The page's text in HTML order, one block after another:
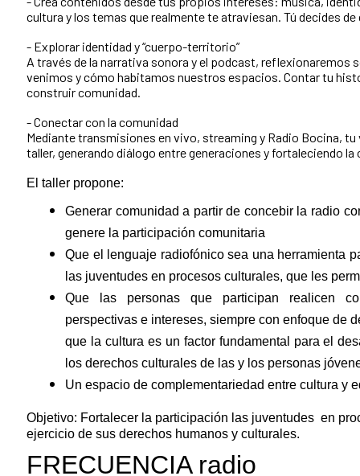
cultura y los temas que realmente te atraviesan. Tú decides de
- Explorar identidad y “cuerpo-territorio”
A través de la narrativa sonora y el podcast, reflexionaremos
venimos y cómo habitamos nuestros espacios. Contar tu
construir comunidad.
- Conectar con la comunidad
Mediante transmisiones en vivo, streaming y Radio Bocina,
taller, generando diálogo entre generaciones y fortaleciendo la
El taller propone:
Generar comunidad a partir de concebir la radio
genere la participación comunitaria
Que el lenguaje radiofónico sea una herramienta
las juventudes en procesos culturales, que les
Que las personas que participan realicen
perspectivas e intereses, siempre con enfoque de
que la cultura es un factor fundamental para el
los derechos culturales de las y los personas
Un espacio de complementariedad entre cultura y
Objetivo: Fortalecer la participación las juventudes en
ejercicio de sus derechos humanos y culturales.